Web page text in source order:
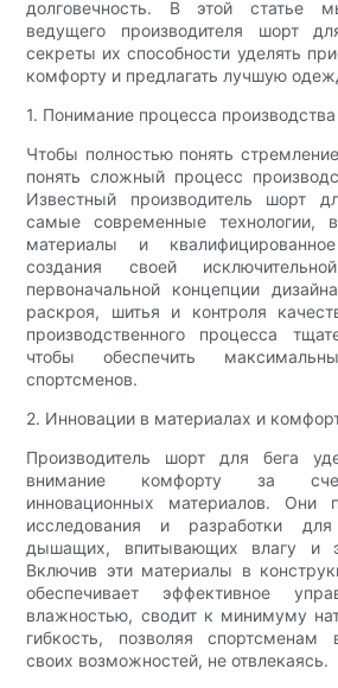
долговечность. В этой статье
ведущего производителя шорт
секреты их способности уделять
комфорту и предлагать лучшую
1. Понимание процесса
Чтобы полностью понять
понять сложный процесс
Известный производитель шорт
самые современные технологии,
материалы и
создания своей
первоначальной концепции
раскроя, шитья и контроля
производственного процесса
чтобы обеспечить
спортсменов.
2. Инновации в материалах и
Производитель шорт для бега
внимание комфорту за счет
инновационных материалов. Они
исследования и разработки
дышащих, впитывающих влагу и
Включив эти материалы в
обеспечивает эффективное
влажностью, сводит к минимуму
гибкость, позволяя спортсменам
своих возможностей, не отвлекаясь.